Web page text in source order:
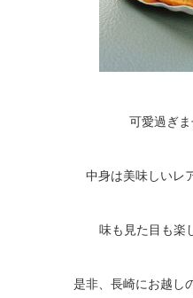
可愛過ぎ
中身は美味しいレ
味も見た目も楽
是非、長崎にお越し